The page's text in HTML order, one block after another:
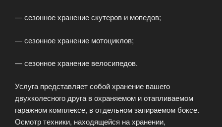
— сезонное хранение скутеров и мопедов;
— сезонное хранение мотоциклов;
— сезонное хранение велосипедов.
Услуга представляет собой хранение вашего
двухколесного друга в охраняемом и отапливаемом
гаражном комплексе, в отдельном запираемом боксе.
Осмотр техники, находящейся на хранении,